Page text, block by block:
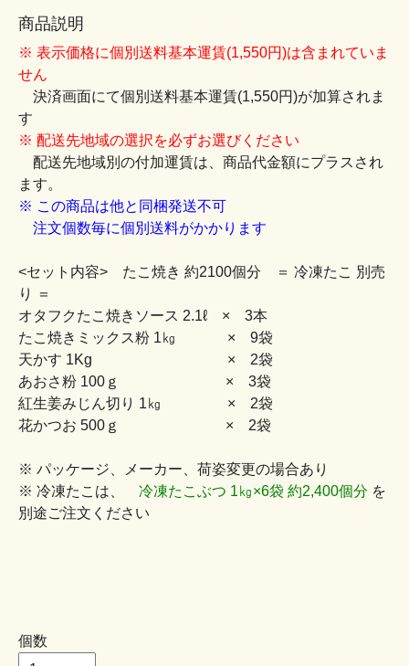
商品説明
※ 表示価格に個別送料基本運賃(1,550円)は含まれていま
せん
決済画面にて個別送料基本運賃(1,550円)が加算されま
す
※ 配送先地域の選択を必ずお選びください
配送先地域別の付加運賃は、商品代金額にプラスされ
ます。
※ この商品は他と同梱発送不可
注文個数毎に個別送料がかかります
<セット内容> たこ焼き 約2100個分 ＝ 冷凍たこ 別売
り ＝
オタフクたこ焼きソース 2.1ℓ × 3本
たこ焼きミックス粉 1㎏ × 9袋
天かす 1Kg × 2袋
あおさ粉 100ｇ × 3袋
紅生姜みじん切り 1㎏ × 2袋
花かつお 500ｇ × 2袋
※ パッケージ、メーカー、荷姿変更の場合あり
※ 冷凍たこは、 冷凍たこぶつ 1㎏×6袋 約2,400個分 を
別途ご注文ください
個数